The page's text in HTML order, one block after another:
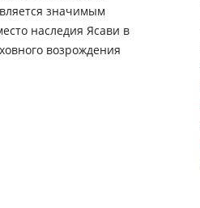
значимым
наследия Ясави в
возрождения